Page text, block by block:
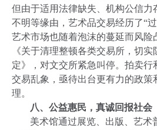
但由于适用法律缺失、机构公信力
不明等缘由，艺术品交易经历了“
艺术市场也随着泡沫的蔓延而风险
《关于清理整顿各类交易所，切
定》，对文交所紧急叫停。拍卖行
交易乱象，亟待出台更有力的政策
理。
八、公益惠民，真诚回报社会
美术馆通过展览、出版、艺术